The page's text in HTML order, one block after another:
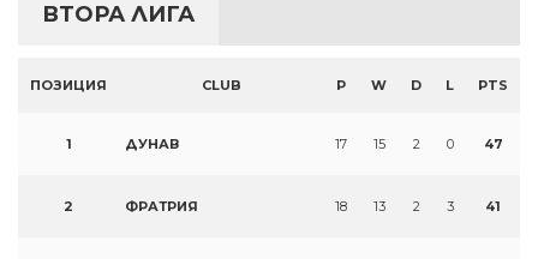
ВТОРА ЛИГА
ПОЗИЦИЯ CLUB P W D L PTS
1 ДУНАВ 17 15 2 0 47
2 ФРАТРИЯ 18 13 2 3 41